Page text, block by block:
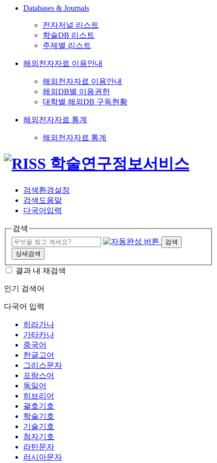
Databases & Journals
전자저널 리스트
학술DB 리스트
주제별 리스트
해외전자자료 이용안내
해외전자자료 이용안내
해외DB별 이용권한
대학별 해외DB 구독현황
해외전자자료 통계
해외전자자료 통계
검색환경설정
검색도움말
다국어입력
검색
검색
상세검색
결과 내 재검색
인기 검색어
다국어 입력
히라가나
가타카나
중국어
한글고어
그리스문자
프랑스어
독일어
히브리어
괄호기호
학술기호
기술기호
첨자기호
라틴문자
러시아문자